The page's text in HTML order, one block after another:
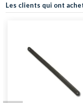
Les clients qui ont